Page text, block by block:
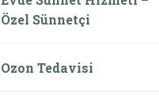
Özel Sünnetçi
Ozon Tedavisi